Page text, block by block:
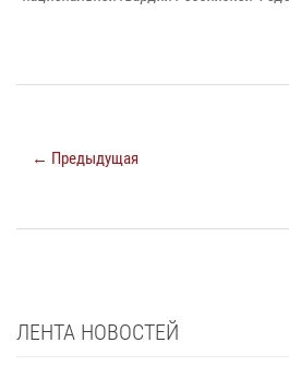
← Предыдущая
ЛЕНТА НОВОСТЕЙ